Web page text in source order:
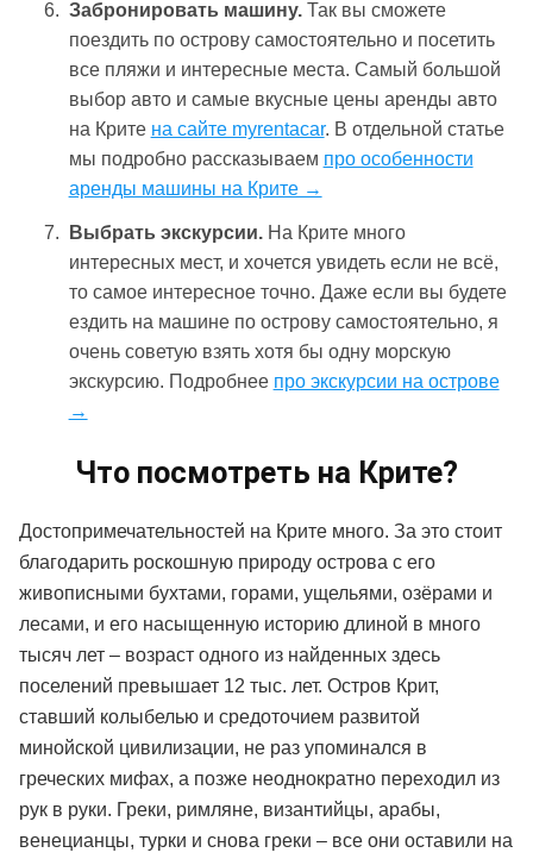
Забронировать машину.Так вы сможете
поездить по острову самостоятельно и посетить
все пляжи и интересные места. Самый большой
выбор авто и самые вкусные цены аренды авто
на Крите на сайте myrentacar. В отдельной статье
мы подробно рассказываем про особенности
аренды машины на Крите →
Выбрать экскурсии.На Крите много
интересных мест, и хочется увидеть если не всё,
то самое интересное точно. Даже если вы будете
ездить на машине по острову самостоятельно, я
очень советую взять хотя бы одну морскую
экскурсию. Подробнее про экскурсии на острове
→
Что посмотреть на Крите?
Достопримечательностей на Крите много. За это стоит
благодарить роскошную природу острова с его
живописными бухтами, горами, ущельями, озёрами и
лесами, и его насыщенную историю длиной в много
тысяч лет – возраст одного из найденных здесь
поселений превышает 12 тыс. лет. Остров Крит,
ставший колыбелью и средоточием развитой
минойской цивилизации, не раз упоминался в
греческих мифах, а позже неоднократно переходил из
рук в руки. Греки, римляне, византийцы, арабы,
венецианцы, турки и снова греки – все они оставили на